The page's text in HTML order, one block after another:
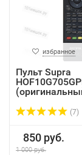
избранное
Пульт Supra
(7)
850 руб.
1 000 руб.